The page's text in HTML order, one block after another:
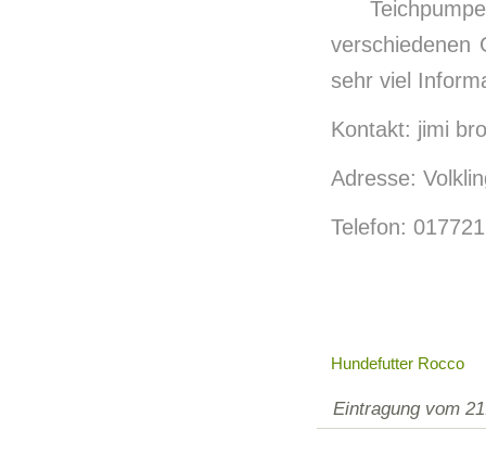
verschiedenen
sehr viel
Kontakt: jimi
Adresse:
Telefon:
Hundefutter Rocco
Eintragung vom